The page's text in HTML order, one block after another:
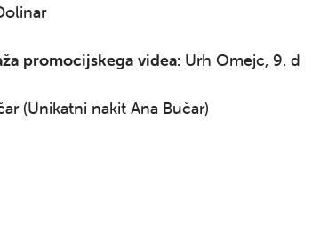
promocijskega videa: Urh Omejc, 9. d
(Unikatni nakit Ana Bučar)